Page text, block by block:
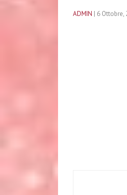
ADMIN | 6 Ottobre,